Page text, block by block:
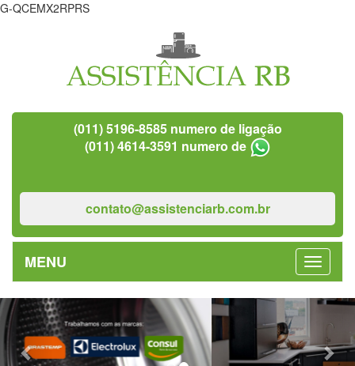
G-QCEMX2RPRS
(011) 5196-8585 numero de ligação
(011) 4614-3591 numero de
contato@assistenciarb.com.br
MENU
Previous